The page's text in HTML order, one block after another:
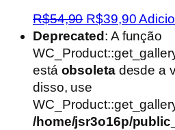
R$54,90 O
preço
original
era:
R$54,90.
R$39,90O
preço
atual
é:
Deprecated: A função
está obsoletadesde a
disso, use
/home/jsr3o16p/